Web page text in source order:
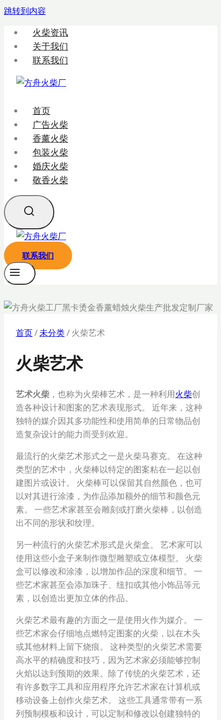
跳转到内容
火柴资讯
关于我们
联系我们
首页
广告火柴
香薰火柴
包装火柴
婚庆火柴
敬香火柴
联系我们
首页/未分类/ 火柴艺术
火柴艺术
艺术火柴 ，也称为火柴棒艺术，是一种利用火柴创
造各种设计和图案的艺术表现形式。 近年来，这种
独特的媒介因其多功能性和使用简单的日常物品创
造复杂设计的能力而受到欢迎。
最流行的火柴艺术形式之一是火柴马赛克。 在这种
类型的艺术中，火柴棒以特定的图案粘在一起以创
建图片或设计。 火柴棒可以保留其自然颜色，也可
以对其进行涂漆，为作品添加额外的细节和颜色元
素。 一些艺术家甚至会雕刻或打磨火柴棒，以创造
出不同的形状和纹理。
另一种流行的火柴艺术形式是火柴盒。 艺术家可以
使用这些小盒子来制作微型雕塑或立体模型。 火柴
盒可以修改和涂漆，以增加作品的深度和细节。 一
些艺术家甚至会添加珠子、纽扣或其他小饰品等元
素，以创造出更加立体的作品。
火柴艺术最有趣的方面之一是使用火作为媒介。 一
些艺术家会仔细地点燃特定图案的火柴，以在木头
或其他材料上留下烧痕。 这种类型的火柴艺术需要
高水平的精确度和技巧，因为艺术家必须能够控制
火焰以达到预期的效果。除了传统的火柴艺术，还
有许多数字工具和应用程序允许艺术家在计算机或
移动设备上创作火柴艺术。 这些工具通常带有一系
列预制模板和设计，可以定制和修改以创建独特的